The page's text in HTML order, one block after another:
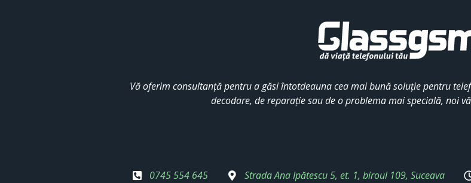
Vă oferim consultanță pentru a găsi întotdeauna cea mai bună soluție pentru
decodare, de reparație sau de o problema mai specială, noi
0745 554 645 Strada Ana Ipătescu 5, et. 1, biroul 109, Suceava